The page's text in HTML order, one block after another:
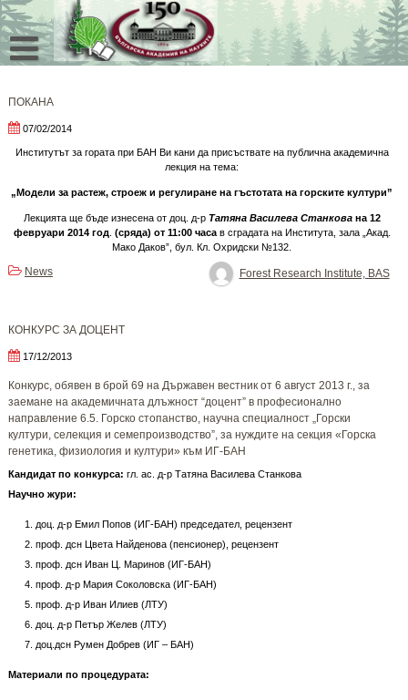
Skip
to
content
ПОКАНА
07/02/2014
Институтът за гората при БАН Ви кани да присъствате на публична академична
лекция на тема:
„Модели за растеж, строеж и регулиране на гъстотата на горските култури”
Лекцията ще бъде изнесена от доц. д-р Татяна Василева Станкова на 12
февруари 2014 год (сряда) от 11:00 часав сградата на Института, зала „Акад.
Мако Даков”, бул. Кл. Охридски №132.
Forest Research Institute, BAS
News
КОНКУРС ЗА ДОЦЕНТ
17/12/2013
Конкурс, обявен в брой 69 на Държавен вестник от 6 август 2013 г., за
заемане на академичната длъжност “доцент” в професионално
направление 6.5. Горско стопанство, научна специалност „Горски
култури, селекция и семепроизводство”, за нуждите на секция «Горска
генетика, физиология и култури» към ИГ-БАН
Кандидат по конкурса: гл. ас. д-р Татяна Василева Станкова
Научно жури:
доц. д-р Емил Попов (ИГ-БАН) председател, рецензент
проф. дсн Цвета Найденова (пенсионер), рецензент
проф. дсн Иван Ц. Маринов (ИГ-БАН)
проф. д-р Мария Соколовска (ИГ-БАН)
проф. д-р Иван Илиев (ЛТУ)
доц. д-р Петър Желев (ЛТУ)
доц.дсн Румен Добрев (ИГ – БАН)
Материали по процедурата: